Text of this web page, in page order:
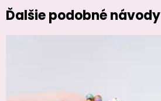
Ďalšie podobné návody